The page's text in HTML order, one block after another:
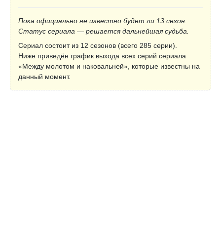
Пока официально не известно будет ли 13 сезон.
Статус сериала — решается дальнейшая судьба.
Сериал состоит из 12 сезонов (всего 285 серии).
Ниже приведён график выхода всех серий сериала
«Между молотом и наковальней», которые известны на
данный момент.